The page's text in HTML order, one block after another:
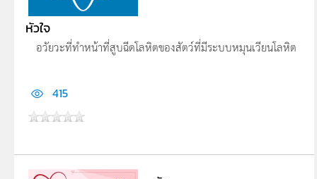
หัวใจ
อวัยวะที่ทำหน้าที่สูบฉีดโลหิตของสัตว์ที่มีระบบหมุนเวียนโลหิต
415